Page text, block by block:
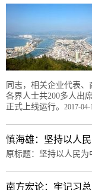
同志，相关企业代表
各界人士共200多人出
正式上线运行。 2017-04-
慎海雄：坚持以人
原标题：坚持以人民
南方宏论：牢记习